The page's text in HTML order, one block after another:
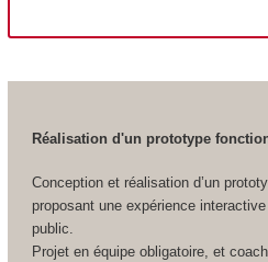
Réalisation d'un prototype
Conception et réalisation d’un
proposant une expérience
public.
Projet en équipe obligatoire, et